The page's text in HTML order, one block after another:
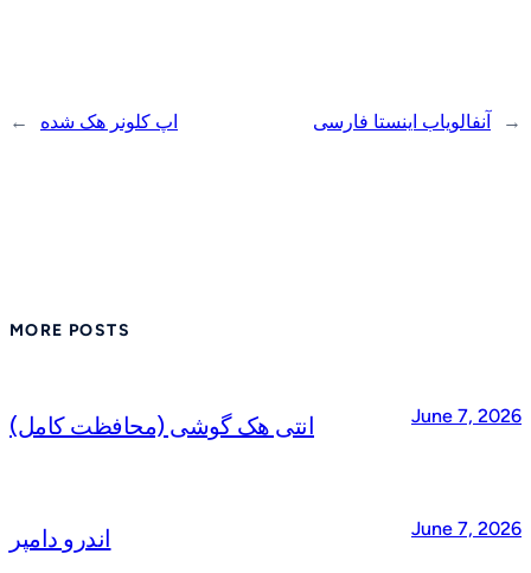
← اپ کلونر هک شده آنفالویاب اینستا فارسی →
MORE POSTS
انتی هک گوشی (محافظت کامل) June 7, 2026
اندرو دامپر June 7, 2026